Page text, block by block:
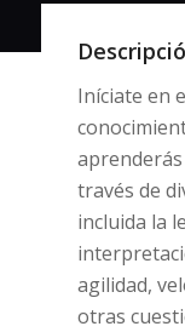
Iníciate en
través de
incluida la
agilidad,
otras